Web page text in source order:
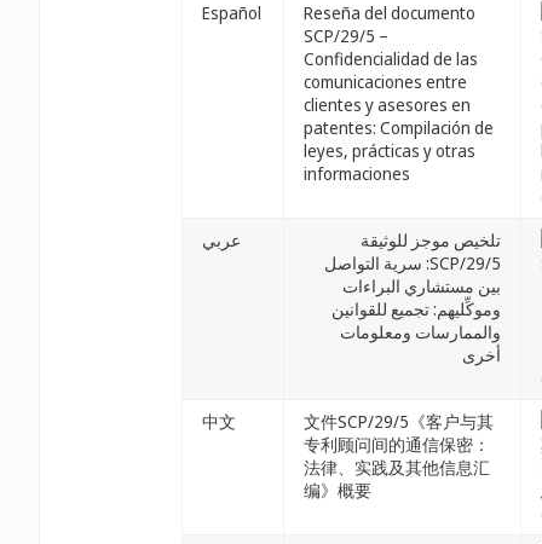
Español
Reseña del documento
SCP/29/5 –
Confidencialidad de las
comunicaciones entre
clientes y asesores en
patentes: Compilación de
leyes, prácticas y otras
informaciones
عربي
تلخيص موجز للوثيقة
SCP/29/5: سرية التواصل
بين مستشاري البراءات
وموكِّليهم: تجميع للقوانين
والممارسات ومعلومات
أخرى
中文
文件SCP/29/5《客户与其
专利顾问间的通信保密：
法律、实践及其他信息汇
编》概要